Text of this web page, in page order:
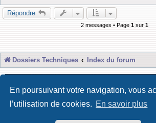
En poursuivant votre navigation, vous
l’utilisation de cookies. En savoir plus
Répondre
2 messages • Page 1 sur 1
Dossiers Techniques Index du forum